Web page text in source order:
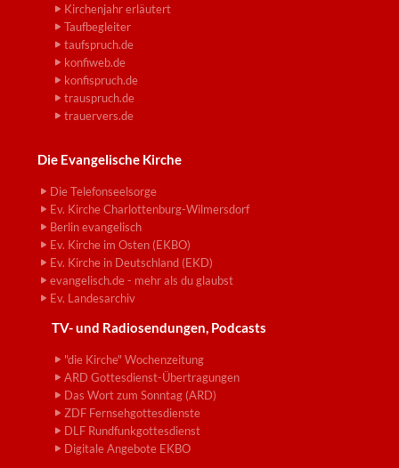
Kirchenjahr erläutert
Taufbegleiter
taufspruch.de
konfiweb.de
konfispruch.de
trauspruch.de
trauervers.de
Die Evangelische Kirche
Die Telefonseelsorge
Ev. Kirche Charlottenburg-Wilmersdorf
Berlin evangelisch
Ev. Kirche im Osten (EKBO)
Ev. Kirche in Deutschland (EKD)
evangelisch.de - mehr als du glaubst
Ev. Landesarchiv
TV- und Radiosendungen, Podcasts
"die Kirche" Wochenzeitung
ARD Gottesdienst-Übertragungen
Das Wort zum Sonntag (ARD)
ZDF Fernsehgottesdienste
DLF Rundfunkgottesdienst
Digitale Angebote EKBO